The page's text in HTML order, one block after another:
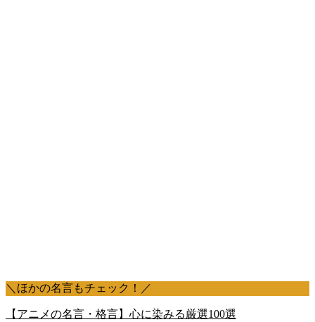
＼ほかの名言もチェック！／
【アニメの名言・格言】心に染みる厳選100選